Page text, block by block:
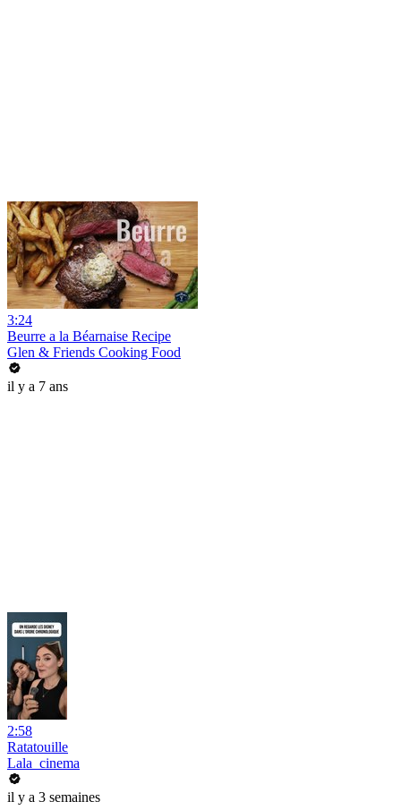
3:24
Beurre a la Béarnaise Recipe
Glen & Friends Cooking Food
il y a 7 ans
2:58
Ratatouille
Lala_cinema
il y a 3 semaines